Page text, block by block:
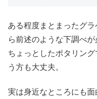
ある程度まとまったグ
ら前述のような下調べ
ちょっとしたポタリン
う方も大丈夫。
実は身近なところにも